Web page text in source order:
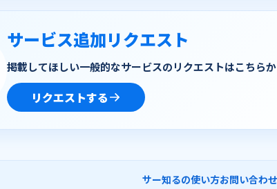
サービス追加リクエスト
掲載してほしい一般的なサービスのリクエストはこちら
リクエストする
サー知るの使い方お問い合わせ